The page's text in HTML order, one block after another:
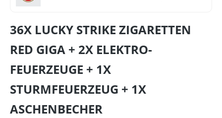
36X LUCKY STRIKE ZIGARETTEN
RED GIGA + 2X ELEKTRO-
FEUERZEUGE + 1X
STURMFEUERZEUG + 1X
ASCHENBECHER